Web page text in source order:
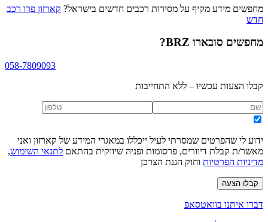
מחפשים מידע מקיף על מסירות רכבים חדשים בישראל? קארזון פרו רכב
חדש
מחפשים סובארו BRZ ?
058-7809093
קבלו הצעות עכשיו – ללא התחייבות
ידוע לי שהפרטים שמסרתי לעיל ייכללו במאגרי המידע של קארזון ואני
מאשר/ת קבלת דיוורים, פרסומות ופניה שיווקית בהתאם לתנאי השימוש,
מדיניות הפרטיות וחוק הגנת הצרכן
קבלו הצעה
דברו איתנו בוואטסאפ